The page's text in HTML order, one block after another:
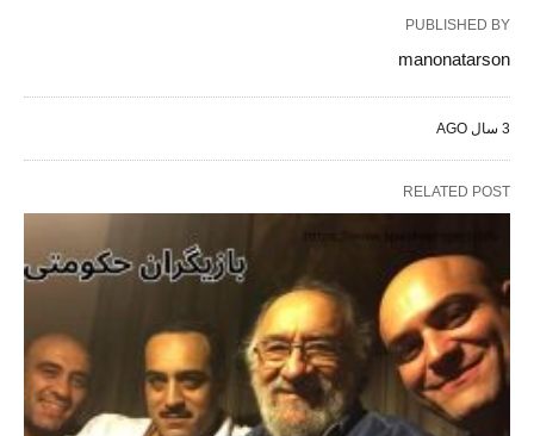
PUBLISHED BY
manonatarson
3 سال AGO
RELATED POST